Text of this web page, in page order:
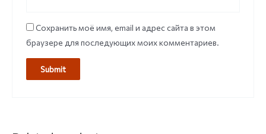
Сохранить моё имя, email и адрес сайта в этом
браузере для последующих моих комментариев.